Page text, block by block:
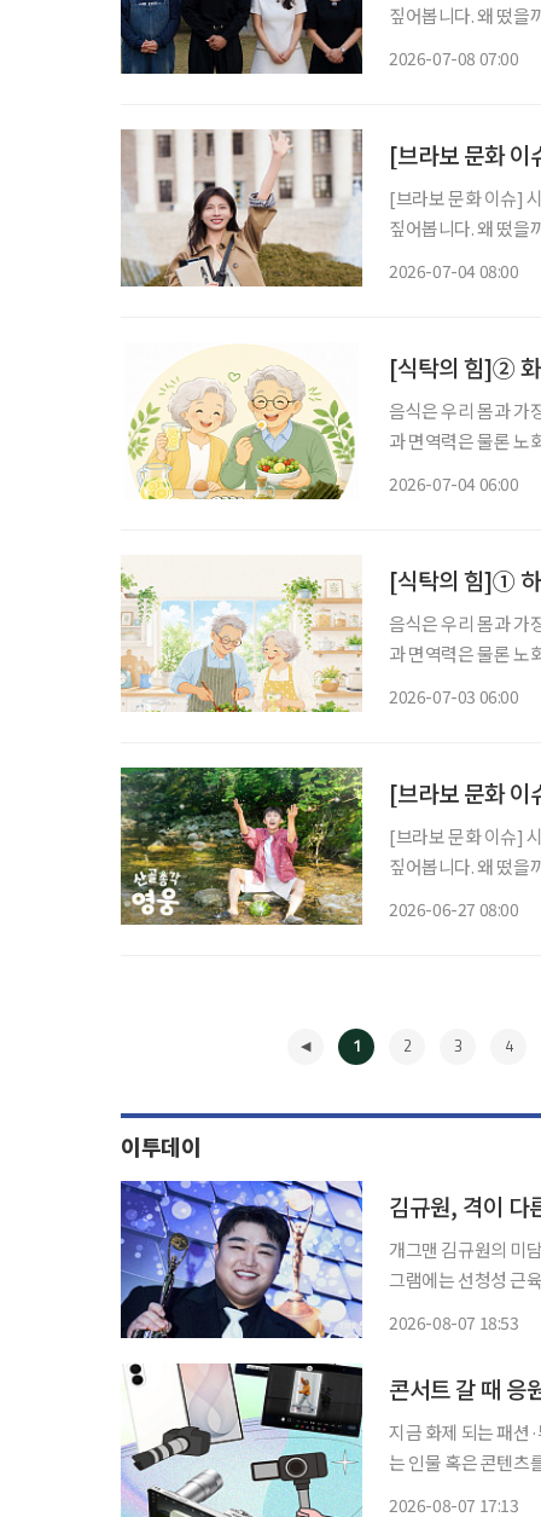
짚어봅니다. 왜 떴을까? 현재 SBS에서 방영 중인 예능 프로그램 '합숙맞선2'는 결혼을 원하
2026-07-08 07:00
[브라보 문화 이
[브라보 문화 이슈]
짚어봅니다. 왜 떴을까? 1978년생, 올해 48세인 배우 하지원이 대학교 신입생이 돼 화제다. 유
2026-07-04 08:00
[식탁의 힘]② 화
음식은 우리 몸과 가
과 면역력은 물론 노
2026-07-04 06:00
[식탁의 힘]① 하
음식은 우리 몸과 가
과 면역력은 물론 노
2026-07-03 06:00
[브라보 문화 이
[브라보 문화 이슈]
짚어봅니다. 왜 떴을까? 가수 임영웅이 산골 생활에 나섰다. 지난 23일 첫 방송된 SBS 예능
2026-06-27 08:00
1 2 3 4
이투데이
김규원, 격이
개그맨 김규원의 미담이 많은 이들
그램에는 선청성 근육
2026-08-07 18:53
콘서트 갈 때
지금 화제 되는 패션
는 인물 혹은 콘텐
2026-08-07 17:13